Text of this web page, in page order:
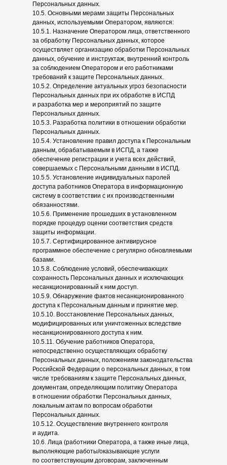
Персональных данных.
10.5. Основными мерами защиты Персональных
данных, используемыми Оператором, являются:
10.5.1. Назначение Оператором лица, ответственного
за обработку Персональных данных, которое
осуществляет организацию обработки Персональных
данных, обучение и инструктаж, внутренний контроль
за соблюдением Оператором и его работниками
требований к защите Персональных данных.
10.5.2. Определение актуальных угроз безопасности
Персональных данных при их обработке в ИСПД
и разработка мер и мероприятий по защите
Персональных данных.
10.5.3. Разработка политики в отношении обработки
Персональных данных.
10.5.4. Установление правил доступа к Персональным
данным, обрабатываемым в ИСПД, а также
обеспечение регистрации и учета всех действий,
совершаемых с Персональными данными в ИСПД.
10.5.5. Установление индивидуальных паролей
доступа работников Оператора в информационную
систему в соответствии с их производственными
обязанностями.
10.5.6. Применение прошедших в установленном
порядке процедур оценки соответствия средств
защиты информации.
10.5.7. Сертифицированное антивирусное
программное обеспечение с регулярно обновляемыми
базами.
10.5.8. Соблюдение условий, обеспечивающих
сохранность Персональных данных и исключающих
несанкционированный к ним доступ.
10.5.9. Обнаружение фактов несанкционированного
доступа к Персональным данным и принятие мер.
10.5.10. Восстановление Персональных данных,
модифицированных или уничтоженных вследствие
несанкционированного доступа к ним.
10.5.11. Обучение работников Оператора,
непосредственно осуществляющих обработку
Персональных данных, положениям законодательства
Российской Федерации о персональных данных, в том
числе требованиям к защите Персональных данных,
документам, определяющим политику Оператора
в отношении обработки Персональных данных,
локальным актам по вопросам обработки
Персональных данных.
10.5.12. Осуществление внутреннего контроля
и аудита.
10.6. Лица (работники Оператора, а также иные лица,
выполняющие работы/оказывающие услуги
по соответствующим договорам, заключенным